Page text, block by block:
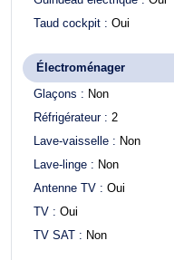
Taud cockpit : Oui
Électroménager
Glaçons : Non
Réfrigérateur : 2
Lave-vaisselle : Non
Lave-linge : Non
Antenne TV : Oui
TV : Oui
TV SAT : Non